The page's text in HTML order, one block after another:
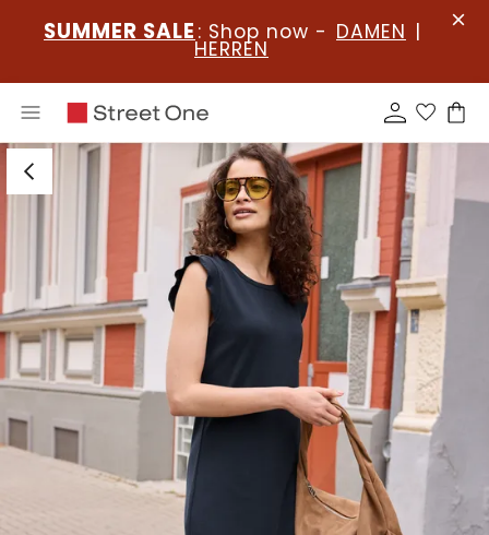
SUMMER SALE : Shop now - DAMEN |
HERREN